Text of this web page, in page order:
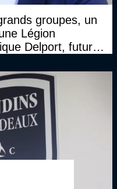
groupes, un
Légion
Delport, futur